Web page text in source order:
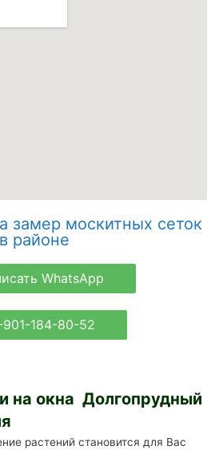
замер москитных сеток
районе
WhatsApp
901-184-80-52
на окна Долгопрудный
растений становится для Вас